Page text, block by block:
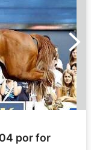
por for